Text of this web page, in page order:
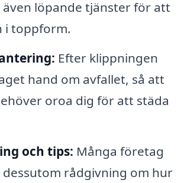
löpande tjänster för att
i toppform.
Efter klippningen
hand om avfallet, så att
oroa dig för att städa
och tips: Många företag
rådgivning om hur